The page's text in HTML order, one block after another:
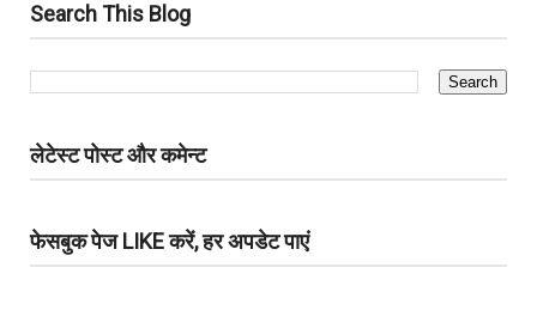
Search This Blog
लेटेस्ट पोस्ट और कमेन्ट
फेसबुक पेज LIKE करें, हर अपडेट पाएं